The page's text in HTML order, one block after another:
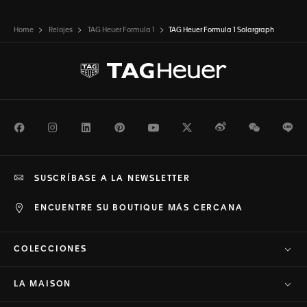
Home Relojes TAG Heuer Formula 1 TAG Heuer Formula 1 Solargraph
FacebookInstagramLinkedInPinterestYoutubeTwitterWeiboWeChat
ENCUENTRE SU BOUTIQUE MÁS CERCANA
SUSCRÍBASE A LA NEWSLETTER
COLECCIONES
LA MAISON